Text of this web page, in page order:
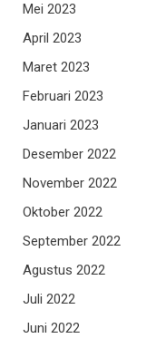
Mei 2023
April 2023
Maret 2023
Februari 2023
Januari 2023
Desember 2022
November 2022
Oktober 2022
September 2022
Agustus 2022
Juli 2022
Juni 2022